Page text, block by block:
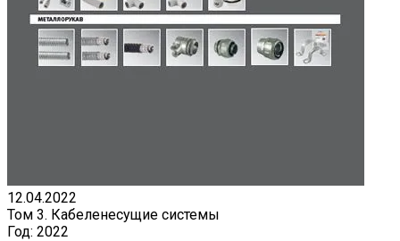
12.04.2022
Том 3. Кабеленесущие системы
Год: 2022